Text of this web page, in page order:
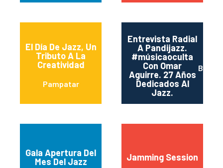
El Día De Jazz, Un
Tributo A La
Creatividad
Pampatar
Entrevista Radial
A Pandijazz.
#músicaoculta
Con Omar
Aguirre. 27 Años
Dedicados Al
Jazz.
Gala Apertura Del
Mes Del Jazz
Jamming Session